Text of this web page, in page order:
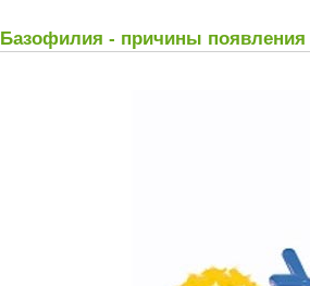
Базофилия - причины